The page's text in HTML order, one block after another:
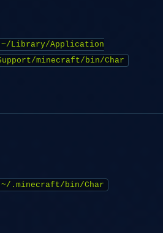
~/Library/Application
minecraft/bin/Char
~/.minecraft/bin/Char